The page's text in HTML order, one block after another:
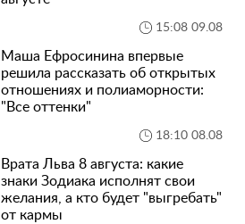
15:08 09.08
Маша Ефросинина впервые
решила рассказать об открытых
отношениях и полиаморности:
"Все оттенки"
18:10 08.08
Врата Льва 8 августа: какие
знаки Зодиака исполнят свои
желания, а кто будет "выгребать"
от кармы